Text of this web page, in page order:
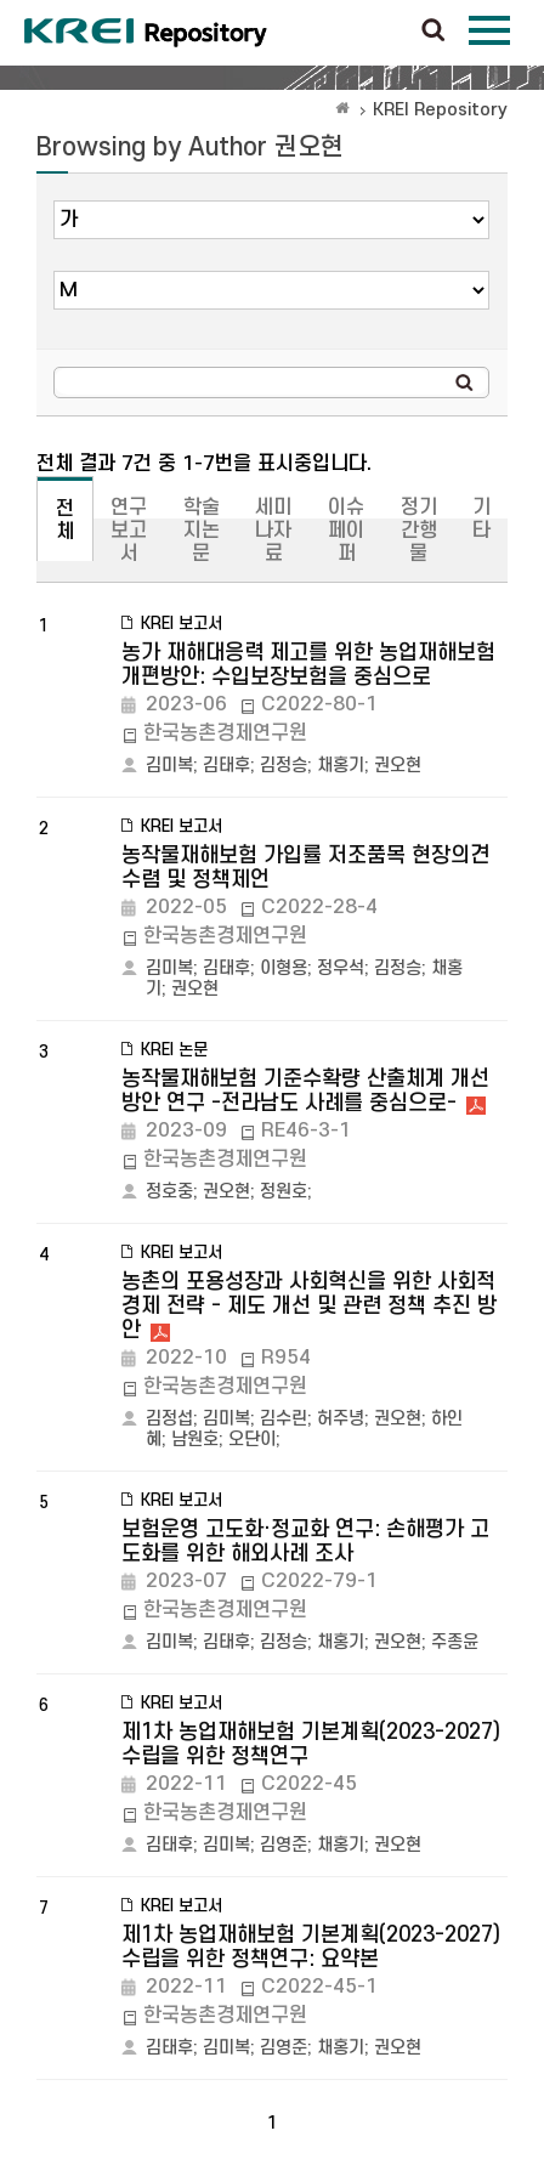
KREI Repository
Browsing by Author 권오현
전체 결과 7건 중 1-7번을 표시중입니다.
전
체
연구
보고
서
학술
지논
문
세미
나자
료
이슈
페이
퍼
정기
간행
물
기
타
1 KREI 보고서
농가 재해대응력 제고를 위한 농업재해보험
개편방안: 수입보장보험을 중심으로
2023-06
C2022-80-1
한국농촌경제연구원
김미복; 김태후; 김정승; 채홍기 ; 권오현
2 KREI 보고서
농작물재해보험 가입률 저조품목 현장의견
수렴 및 정책제언
2022-05
C2022-28-4
한국농촌경제연구원
김미복; 김태후; 이형용; 정우석; 김정승; 채홍
기 ; 권오현
3 KREI 논문
농작물재해보험 기준수확량 산출체계 개선
방안 연구 -전라남도 사례를 중심으로-
2023-09
RE46-3-1
한국농촌경제연구원
정호중; 권오현; 정원호;
4 KREI 보고서
농촌의 포용성장과 사회혁신을 위한 사회적
경제 전략 - 제도 개선 및 관련 정책 추진 방
안
2022-10
R954
한국농촌경제연구원
김정섭; 김미복; 김수린; 허주녕; 권오현; 하인
혜 ; 남원호; 오단이 ;
5 KREI 보고서
보험운영 고도화·정교화 연구: 손해평가 고
도화를 위한 해외사례 조사
2023-07
C2022-79-1
한국농촌경제연구원
김미복; 김태후; 김정승; 채홍기 ; 권오현; 주종윤
6 KREI 보고서
제1차 농업재해보험 기본계획(2023-2027)
수립을 위한 정책연구
2022-11
C2022-45
한국농촌경제연구원
김태후; 김미복; 김영준; 채홍기 ; 권오현
7 KREI 보고서
제1차 농업재해보험 기본계획(2023-2027)
수립을 위한 정책연구: 요약본
2022-11
C2022-45-1
한국농촌경제연구원
김태후; 김미복; 김영준; 채홍기 ; 권오현
1